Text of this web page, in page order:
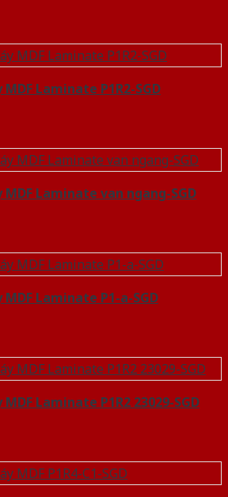
Laminate P1R2-SGD
MDF Laminate van ngang-SGD
MDF Laminate P1-a-SGD
Laminate P1R2 23029-SGD